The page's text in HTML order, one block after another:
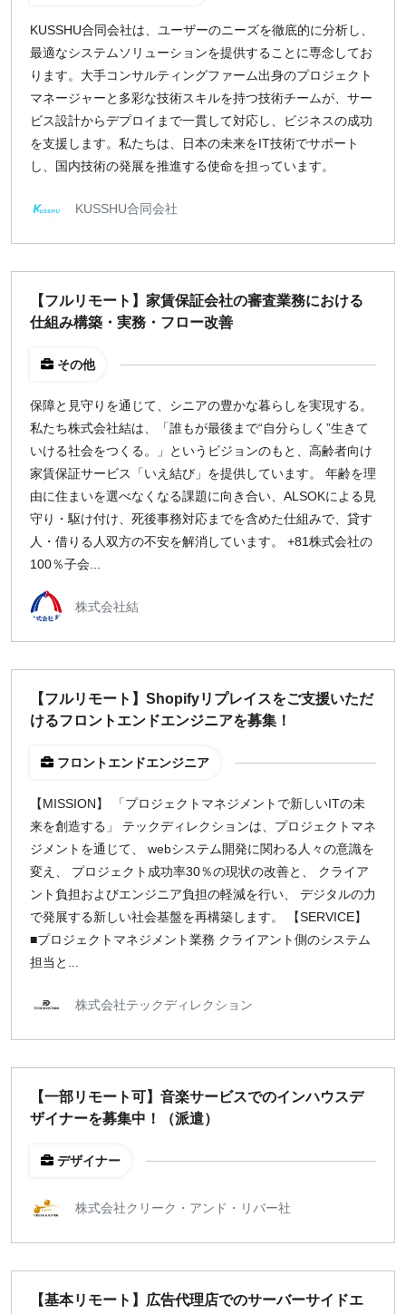
KUSSHU合同会社は、ユーザーのニーズを徹底的に分析し、
最適なシステムソリューションを提供することに専念してお
ります。大手コンサルティングファーム出身のプロジェクト
マネージャーと多彩な技術スキルを持つ技術チームが、サー
ビス設計からデプロイまで一貫して対応し、ビジネスの成功
を支援します。私たちは、日本の未来をIT技術でサポート
し、国内技術の発展を推進する使命を担っています。
KUSSHU合同会社
【フルリモート】家賃保証会社の審査業務における
仕組み構築・実務・フロー改善
その他
保障と見守りを通じて、シニアの豊かな暮らしを実現する。
私たち株式会社結は、「誰もが最後まで“自分らしく”生きて
いける社会をつくる。」というビジョンのもと、高齢者向け
家賃保証サービス「いえ結び」を提供しています。 年齢を理
由に住まいを選べなくなる課題に向き合い、ALSOKによる見
守り・駆け付け、死後事務対応までを含めた仕組みで、貸す
人・借りる人双方の不安を解消しています。 +81株式会社の
100％子会...
株式会社結
【フルリモート】Shopifyリプレイスをご支援いただ
けるフロントエンドエンジニアを募集！
フロントエンドエンジニア
【MISSION】 「プロジェクトマネジメントで新しいITの未
来を創造する」 テックディレクションは、プロジェクトマネ
ジメントを通じて、 webシステム開発に関わる人々の意識を
変え、 プロジェクト成功率30％の現状の改善と、 クライア
ント負担およびエンジニア負担の軽減を行い、 デジタルの力
で発展する新しい社会基盤を再構築します。 【SERVICE】
■プロジェクトマネジメント業務 クライアント側のシステム
担当と...
株式会社テックディレクション
【一部リモート可】音楽サービスでのインハウスデ
ザイナーを募集中！（派遣）
デザイナー
株式会社クリーク・アンド・リバー社
【基本リモート】広告代理店でのサーバーサイドエ